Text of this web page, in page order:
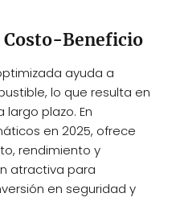
Costo-Beneficio
ayuda a
lo que resulta en
plazo. En
en 2025, ofrece
rendimiento y
atractiva para
en seguridad y